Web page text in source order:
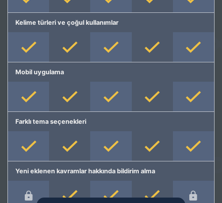
Kelime türleri ve çoğul kullanımlar
Mobil uygulama
Farklı tema seçenekleri
Yeni eklenen kavramlar hakkında bildirim alma